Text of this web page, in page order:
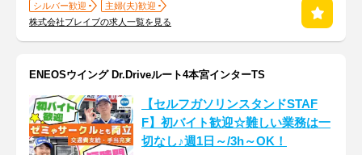
シルバー歓迎
主婦(夫)歓迎
株式会社ブレイブの求人一覧を見る
ENEOSウイング Dr.Driveルート4本宮インターTS
【セルフガソリンスタンドSTAF
F】初バイト歓迎☆難しい業務は一
切なし♪週1日～/3h～OK！